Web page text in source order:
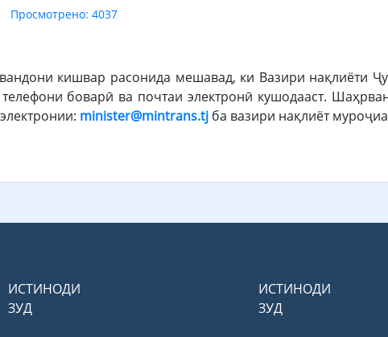
Просмотрено: 4037
кишвар расонида мешавад, ки Вазири нақлиёти
боварӣ ва почтаи электронӣ кушодааст.
minister@mintrans.tj ба вазири нақлиёт
ИСТИНОДИ
ЗУД
ИСТИНОДИ
ЗУД